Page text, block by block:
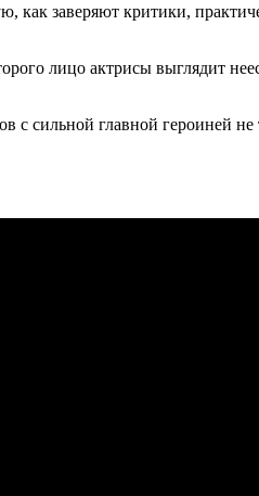
как заверяют критики,
лицо актрисы выглядит
с сильной главной